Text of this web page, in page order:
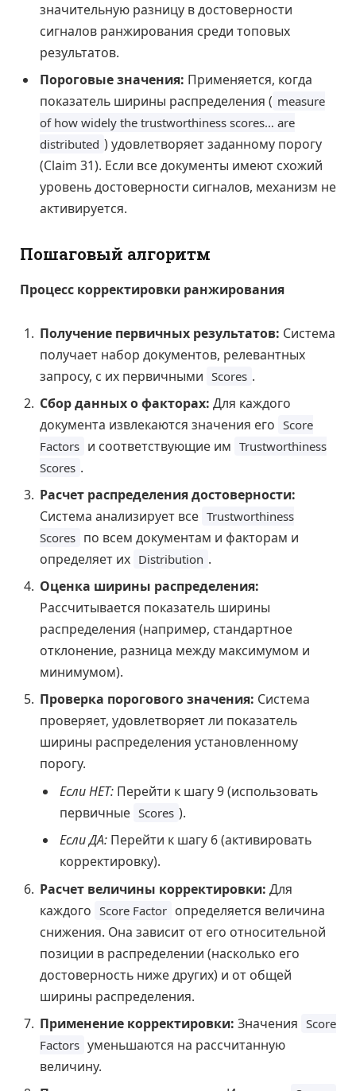
значительную разницу в достоверности
сигналов ранжирования среди топовых
результатов.
Пороговые значения: Применяется, когда
показатель ширины распределения ( measure
of how widely the trustworthiness scores… are
distributed ) удовлетворяет заданному порогу
(Claim 31). Если все документы имеют схожий
уровень достоверности сигналов, механизм не
активируется.
Пошаговый алгоритм
Процесс корректировки ранжирования
Получение первичных результатов: Система
получает набор документов, релевантных
запросу, с их первичными Scores .
Сбор данных о факторах: Для каждого
документа извлекаются значения его Score
Factors и соответствующие им Trustworthiness
Scores .
Расчет распределения достоверности:
Система анализирует все Trustworthiness
Scores по всем документам и факторам и
определяет их Distribution .
Оценка ширины распределения:
Рассчитывается показатель ширины
распределения (например, стандартное
отклонение, разница между максимумом и
минимумом).
Проверка порогового значения: Система
проверяет, удовлетворяет ли показатель
ширины распределения установленному
порогу.
Если НЕТ: Перейти к шагу 9 (использовать
первичные Scores ).
Если ДА: Перейти к шагу 6 (активировать
корректировку).
Расчет величины корректировки: Для
каждого Score Factor определяется величина
снижения. Она зависит от его относительной
позиции в распределении (насколько его
достоверность ниже других) и от общей
ширины распределения.
Применение корректировки: Значения Score
Factors уменьшаются на рассчитанную
величину.